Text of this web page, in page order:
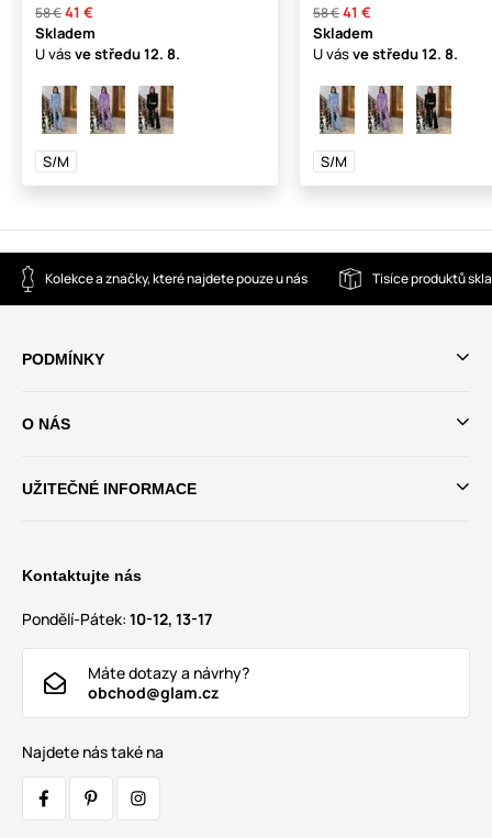
58 €41 €
Skladem
U vásve středu12. 8.
S/M
58 €41 €
Skladem
U vásve středu12. 8.
S/M
Kolekce a značky, které najdete pouze u nás Tisíce produktů
PODMÍNKY
O NÁS
UŽITEČNÉ INFORMACE
Kontaktujte nás
Pondělí-Pátek: 10-12, 13-17
Máte dotazy a návrhy?
obchod@glam.cz
Najdete nás také na